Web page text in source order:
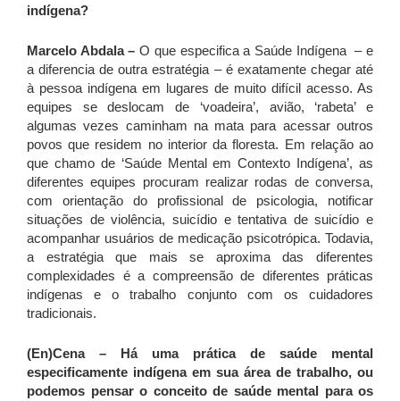
indígena?
Marcelo Abdala –O que especifica a Saúde Indígena – e
a diferencia de outra estratégia – é exatamente chegar até
à pessoa indígena em lugares de muito difícil acesso. As
equipes se deslocam de ‘voadeira’, avião, ‘rabeta’ e
algumas vezes caminham na mata para acessar outros
povos que residem no interior da floresta. Em relação ao
que chamo de ‘Saúde Mental em Contexto Indígena’, as
diferentes equipes procuram realizar rodas de conversa,
com orientação do profissional de psicologia, notificar
situações de violência, suicídio e tentativa de suicídio e
acompanhar usuários de medicação psicotrópica. Todavia,
a estratégia que mais se aproxima das diferentes
complexidades é a compreensão de diferentes práticas
indígenas e o trabalho conjunto com os cuidadores
tradicionais.
(En)Cena – Há uma prática de saúde mental
especificamente indígena em sua área de trabalho, ou
podemos pensar o conceito de saúde mental para os